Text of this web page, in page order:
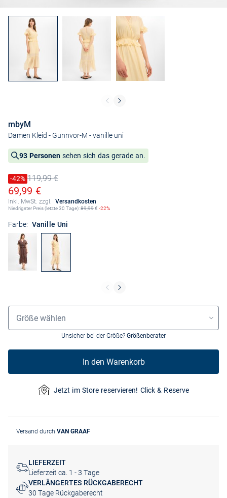
mbyM
Damen Kleid - Gunnvor-M - vanille uni
93 Personen sehen sich das gerade an.
Preis reduziert um
-42%
Alter Preis119,99 €
Ermäßigter Preis
69,99 €
Inkl. MwSt. zzgl. Versandkosten
Niedrigster Preis (letzte 30 Tage):89,99€ -22%
Farbe: Vanille Uni
Größenauswahl
Größe wählen
Unsicher bei der Größe? Größenberater
In den Warenkorb
Jetzt im Store reservieren! Click & Reserve
Versand durch VAN GRAAF
LIEFERZEIT
Lieferzeit ca. 1 - 3 Tage
VERLÄNGERTES RÜCKGABERECHT
30 Tage Rückgaberecht